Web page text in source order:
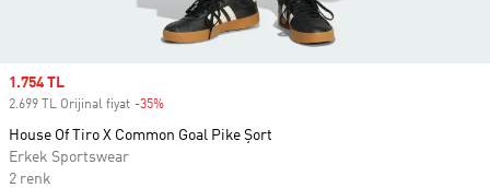
Sale price
1.754 TL
2.699 TL Orijinal fiyat -35%
House Of Tiro X Common Goal Pike Şort
Erkek Sportswear
2 renk